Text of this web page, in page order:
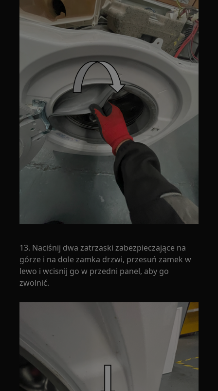
13. Naciśnij dwa zatrzaski zabezpieczające na
górze i na dole zamka drzwi, przesuń zamek w
lewo i wcisnij go w przedni panel, aby go
zwolnić.